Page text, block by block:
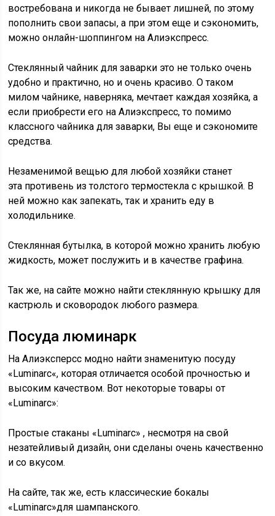
востребована и никогда не бывает лишней, по этому
пополнить свои запасы, а при этом еще и сэкономить,
можно онлайн-шоппингом на Алиэкспресс.
Стеклянный чайник для заварки это не только очень
удобно и практично, но и очень красиво. О таком
милом чайнике, наверняка, мечтает каждая хозяйка, а
если приобрести его на Алиэкспресс, то помимо
классного чайника для заварки, Вы еще и сэкономите
средства.
Незаменимой вещью для любой хозяйки станет
эта противень из толстого термостекла с крышкой. В
ней можно как запекать, так и хранить еду в
холодильнике.
Стеклянная бутылка, в которой можно хранить любую
жидкость, может послужить и в качестве графина.
Так же, на сайте можно найти стеклянную крышку для
кастрюль и сковородок любого размера.
Посуда люминарк
На Алиэксперсс модно найти знаменитую посуду
«Luminarc«, которая отличается особой прочностью и
высоким качеством. Вот некоторые товары от
«Luminarc»:
Простые стаканы «Luminarc» , несмотря на свой
незатейливый дизайн, они сделаны очень качественно
и со вкусом.
На сайте, так же, есть классические бокалы
«Luminarc»для шампанского.